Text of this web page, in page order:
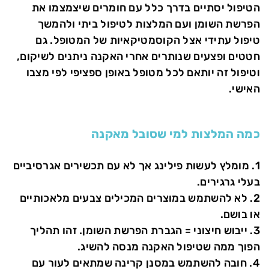
הטיפול יסתיים בדרך כלל עם חומרים שיצמצמו את
הפרשת השומן ועם המלצות לטיפול ביתי ולהמשך
טיפול עתידי אצל הקוסמטיקאיות של המטופל. גם
חטטים ופצעים שנותרים אחרי האקנה ניתנים לשיקום,
וטיפול זה יותאם לכל מטופל באופן ספציפי לפי מצבו
האישי.
כמה המלצות למי שסובל מאקנה
1. מומלץ לעשות פילינג אך לא עם תכשירים אגרסיביים
בעלי גרגירים.
2. לא להשתמש במוצרים המכילים צבעים מלאכותיים
או בושם.
3. ייבוש חיצוני = הגברת הפרשת השומן. זהו תהליך
הפוך ממה שטיפול האקנה מנסה להשיג.
4. חובה להשתמש במסנן קרינה שמתאים לעור עם